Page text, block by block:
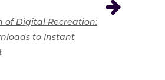
of Digital Recreation:
to Instant